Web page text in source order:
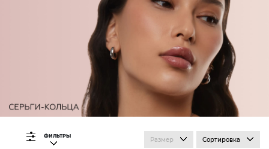
ФИЛЬТРЫ Размер Сортировка